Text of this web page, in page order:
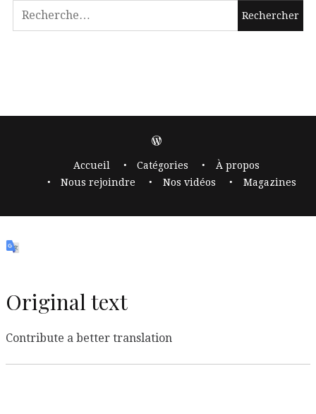
Accueil Catégories
À propos
Nous rejoindre
Nos vidéos Magazines
Original text
Contribute a better translation